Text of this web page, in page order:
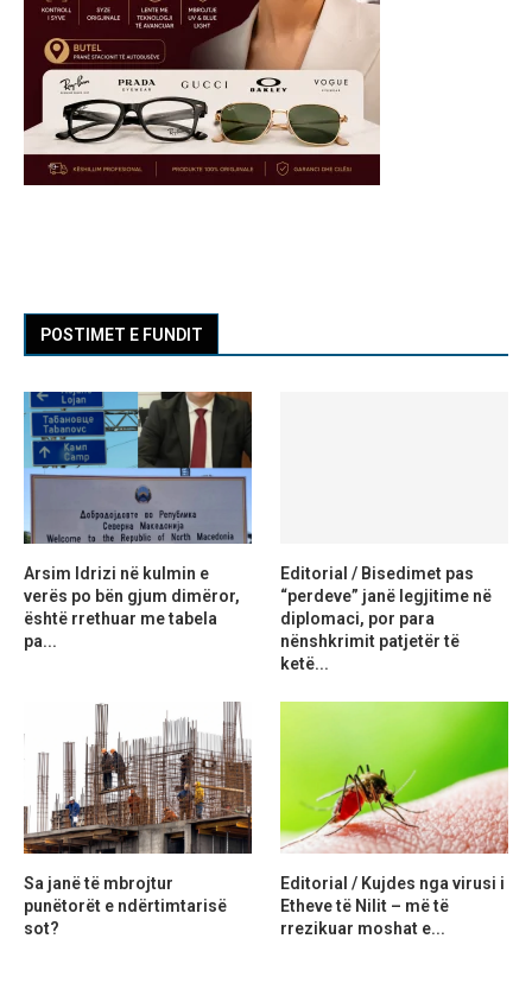
POSTIMET E FUNDIT
Arsim Idrizi në kulmin e
verës po bën gjum dimëror,
është rrethuar me tabela
pa...
Editorial / Bisedimet pas
“perdeve” janë legjitime në
diplomaci, por para
nënshkrimit patjetër të
ketë...
Sa janë të mbrojtur
punëtorët e ndërtimtarisë
sot?
Editorial / Kujdes nga virusi i
Etheve të Nilit – më të
rrezikuar moshat e...